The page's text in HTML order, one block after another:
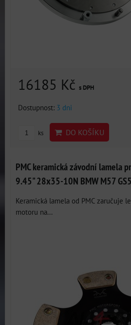
16185 Kč s DPH
Dostupnost: 3 dni
ks DO KOŠÍKU
PMC keramická závodní lamela
9.45" 28x35-10N BMW M57
Keramická lamela od PMC zaručuje
motoru na...